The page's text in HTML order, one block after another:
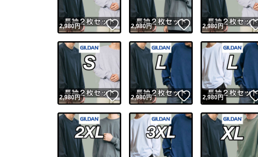
2,980円 いいね！
2,980円 いいね！
2,980円
2,980円 いいね！
2,980円 いいね！
2,980円